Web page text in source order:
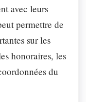
avec leurs
permettre de
sur les
honoraires, les
du